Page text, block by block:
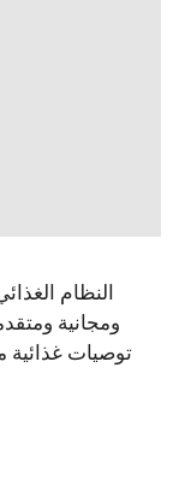
النظام
ومجانية
توصيات غذائية